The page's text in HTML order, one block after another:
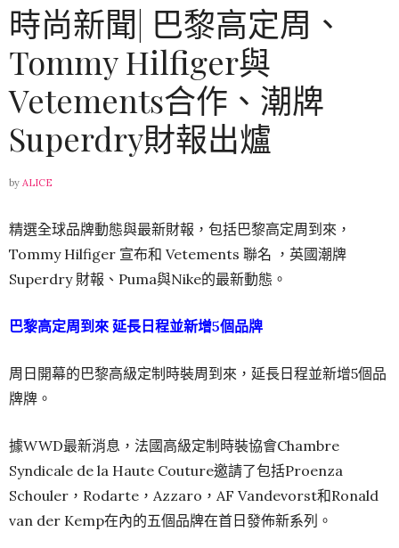
時尚新聞| 巴黎高定周、
Tommy Hilfiger與
Vetements合作、潮牌
Superdry財報出爐
by ALICE
精選全球品牌動態與最新財報，包括巴黎高定周到來，
Tommy Hilfiger 宣布和 Vetements 聯名 ，英國潮牌
Superdry 財報、Puma與Nike的最新動態。
巴黎高定周到來 延長日程並新增5個品牌
周日開幕的巴黎高級定制時裝周到來，延長日程並新增5個品
牌牌。
據WWD最新消息，法國高級定制時裝協會Chambre
Syndicale de la Haute Couture邀請了包括Proenza
Schouler，Rodarte，Azzaro，AF Vandevorst和Ronald
van der Kemp在內的五個品牌在首日發佈新系列。